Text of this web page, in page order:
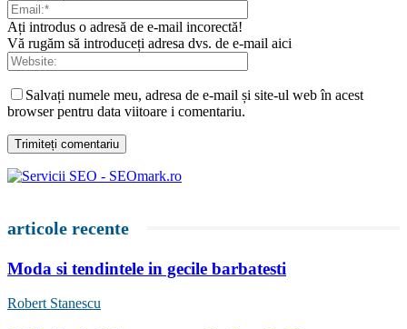
Ați introdus o adresă de e-mail incorectă!
Vă rugăm să introduceți adresa dvs. de e-mail aici
Salvați numele meu, adresa de e-mail și site-ul web în acest
browser pentru data viitoare i comentariu.
articole recente
Moda si tendintele in gecile barbatesti
Robert Stanescu